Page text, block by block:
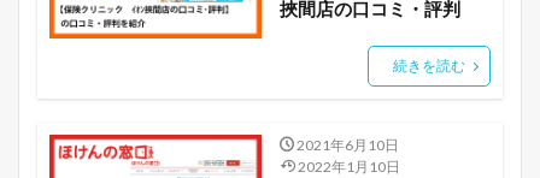
挾間店の口コミ・評判
続きを読む
2021年6月10日
2022年1月10日